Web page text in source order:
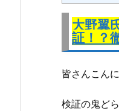
大野翼
証！？
皆さんこんに
検証の鬼ど